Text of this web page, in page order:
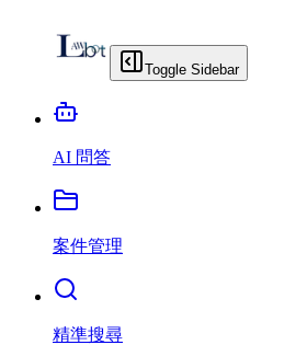
Toggle Sidebar
AI 問答
案件管理
精準搜尋